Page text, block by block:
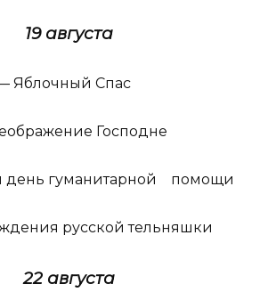
19 августа
Яблочный Спас
Господне
гуманитарной помощи
русской тельняшки
22 августа